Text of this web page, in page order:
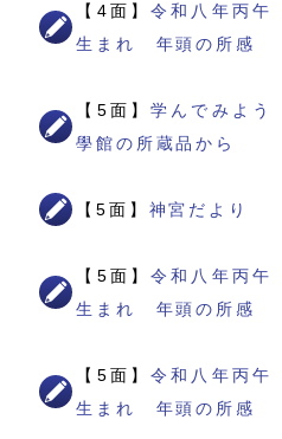
【4面】令和八年丙
生まれ 年頭の所感
【5面】学んでみよ
學館の所蔵品から
【5面】 神宮だより
【5面】令和八年丙
生まれ 年頭の所感
【5面】令和八年丙
生まれ 年頭の所感